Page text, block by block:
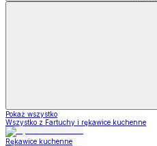
Pokaż wszystko
Wszystko z Fartuchy i rękawice kuchenne
Rękawice kuchenne